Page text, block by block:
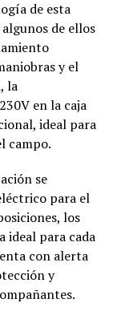
de esta
de ellos
y el
la
en la caja
ideal para
campo.
se
para el
los
ideal para cada
con alerta
y